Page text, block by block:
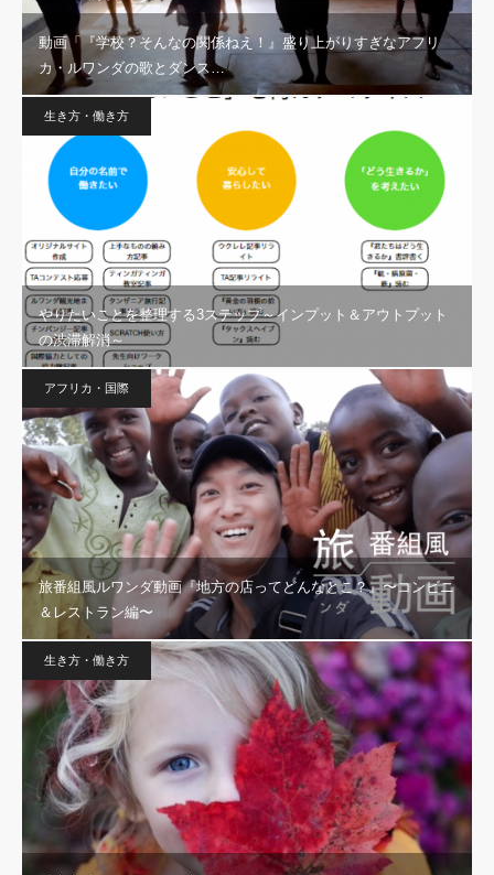
動画「『学校？そんなの関係ねえ！』盛り上がりすぎなアフリ
カ・ルワンダの歌とダンス…
生き方・働き方
やりたいことを整理する3ステップ～インプット＆アウトプット
の渋滞解消～
アフリカ・国際
旅番組風ルワンダ動画『地方の店ってどんなとこ？』〜コンビニ
＆レストラン編〜
生き方・働き方